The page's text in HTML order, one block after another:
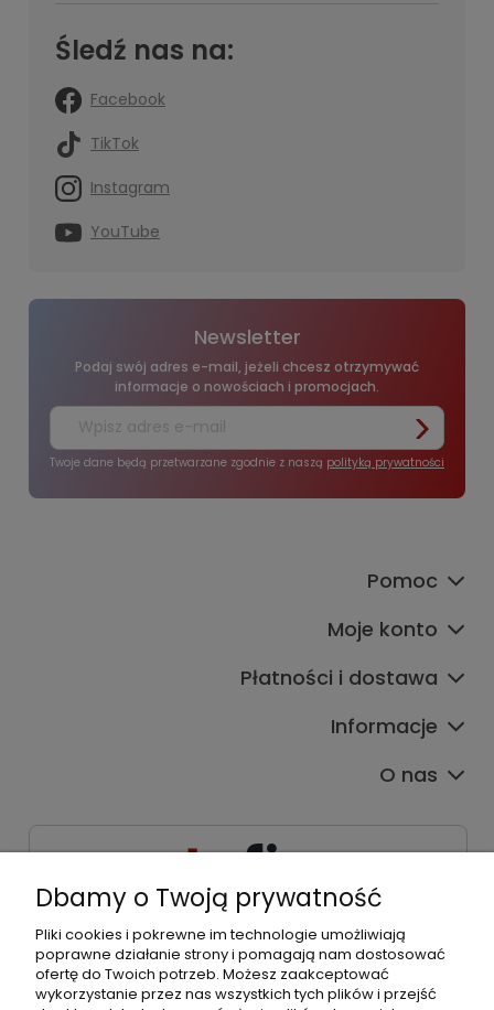
Śledź nas na:
Facebook
TikTok
Instagram
YouTube
Newsletter
Podaj swój adres e-mail, jeżeli chcesz otrzymywać
informacje o nowościach i promocjach.
Twoje dane będą przetwarzane zgodnie z naszą polityką prywatności
Pomoc
Moje konto
Płatności i dostawa
Informacje
O nas
533539538
kontakt@tpfix.pl
Dbamy o Twoją prywatność
Pliki cookies i pokrewne im technologie umożliwiają
poprawne działanie strony i pomagają nam dostosować
ofertę do Twoich potrzeb. Możesz zaakceptować
wykorzystanie przez nas wszystkich tych plików i przejść